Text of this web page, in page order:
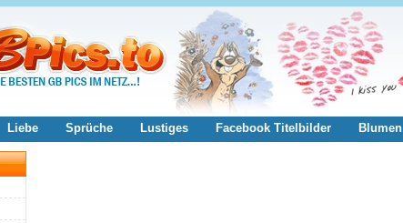
Liebe Sprüche Lustiges Facebook Titelbilder Blumen